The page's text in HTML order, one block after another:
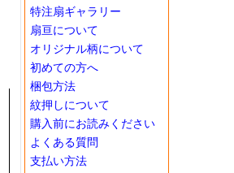
特注扇ギャラリー
扇亘について
オリジナル柄について
初めての方へ
梱包方法
紋押しについて
購入前にお読みください
よくある質問
支払い方法